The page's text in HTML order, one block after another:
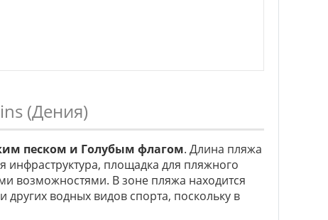
(Дения)
песком и Голубым флагом. Длина пляжа
инфраструктура, площадка для пляжного
возможностями. В зоне пляжа находится
водных видов спорта, поскольку в